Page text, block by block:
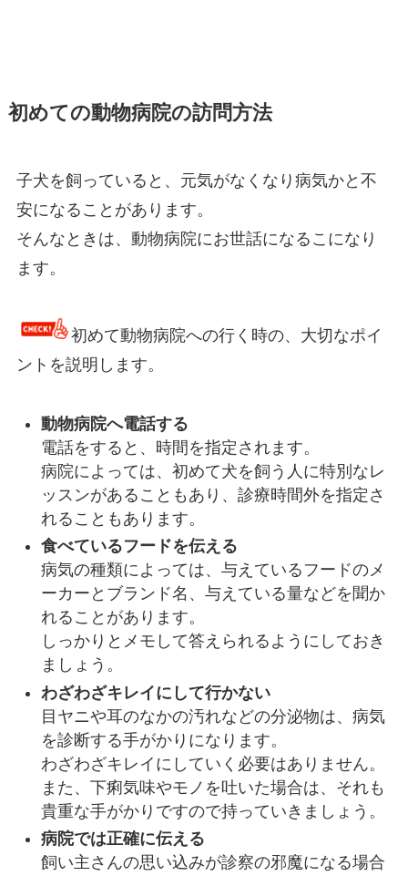
初めての動物病院の訪問方法
子犬を飼っていると、元気がなくなり病気かと不
安になることがあります。
そんなときは、動物病院にお世話になるこになり
ます。
初めて動物病院への行く時の、大切なポイ
ントを説明します。
動物病院へ電話する
電話をすると、時間を指定されます。
病院によっては、初めて犬を飼う人に特別なレ
ッスンがあることもあり、診療時間外を指定さ
れることもあります。
食べているフードを伝える
病気の種類によっては、与えているフードのメ
ーカーとブランド名、与えている量などを聞か
れることがあります。
しっかりとメモして答えられるようにしておき
ましょう。
わざわざキレイにして行かない
目ヤニや耳のなかの汚れなどの分泌物は、病気
を診断する手がかりになります。
わざわざキレイにしていく必要はありません。
また、下痢気味やモノを吐いた場合は、それも
貴重な手がかりですので持っていきましょう。
病院では正確に伝える
飼い主さんの思い込みが診察の邪魔になる場合